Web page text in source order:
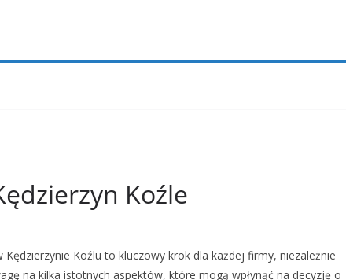
Koźle
Koźlu to kluczowy krok dla każdej firmy, niezależnie
na kilka istotnych aspektów, które mogą wpłynąć na decyzję o